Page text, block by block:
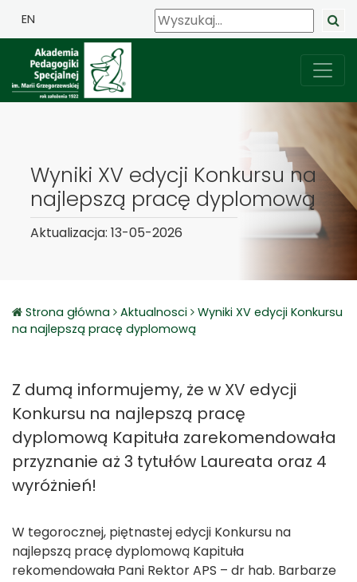
EN
Wyniki XV edycji Konkursu na
najlepszą pracę dyplomową
Aktualizacja: 13-05-2026
Strona główna Aktualnosci
Wyniki XV edycji Konkursu
na najlepszą pracę dyplomową
Z dumą informujemy, że w XV edycji
Konkursu na najlepszą pracę
dyplomową Kapituła zarekomendowała
przyznanie aż 3 tytułów Laureata oraz 4
wyróżnień!
W tegorocznej, piętnastej edycji Konkursu na
najlepszą pracę dyplomową Kapituła
rekomendowała Pani Rektor APS – dr hab. Barbarze